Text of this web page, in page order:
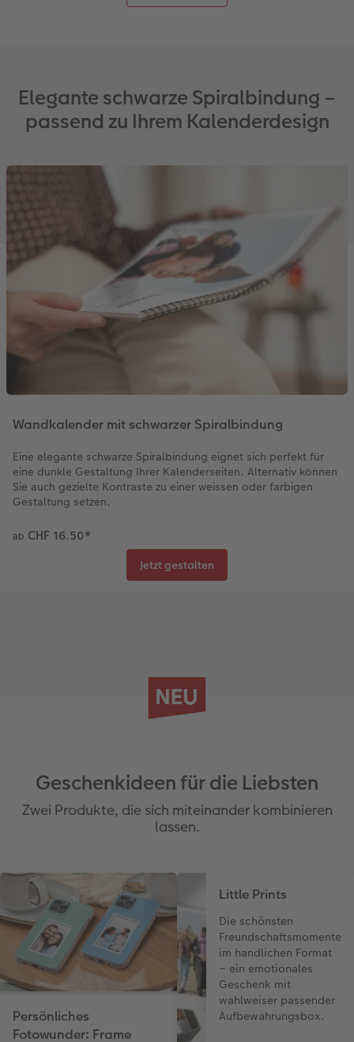
Elegante schwarze Spiralbindung –
passend zu Ihrem Kalenderdesign
Wandkalender mit schwarzer Spiralbindung
Eine elegante schwarze Spiralbindung eignet sich perfekt für
eine dunkle Gestaltung Ihrer Kalenderseiten. Alternativ können
Sie auch gezielte Kontraste zu einer weissen oder farbigen
Gestaltung setzen.
ab CHF 16.50*
Jetzt gestalten
Geschenkideen für die Liebsten
Zwei Produkte, die sich miteinander kombinieren
lassen.
Persönliches
Fotowunder: Frame
Little Prints
Die schönsten
Freundschaftsmomente
im handlichen Format
– ein emotionales
Geschenk mit
wahlweiser passender
Aufbewahrungsbox.